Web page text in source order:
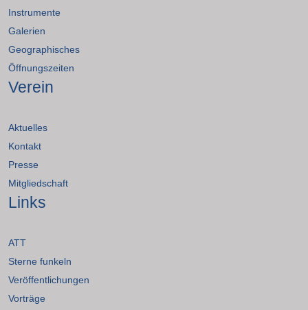
Instrumente
Galerien
Geographisches
Öffnungszeiten
Verein
Aktuelles
Kontakt
Presse
Mitgliedschaft
Links
ATT
Sterne funkeln
Veröffentlichungen
Vorträge